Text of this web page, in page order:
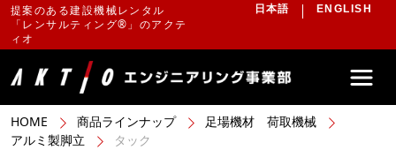
提案のある建設機械レンタル
「レンサルティング®」のアクテ
ィオ
日本語 ENGLISH
HOME 商品ラインナップ
足場機材 荷取機械
アルミ製脚立
タック